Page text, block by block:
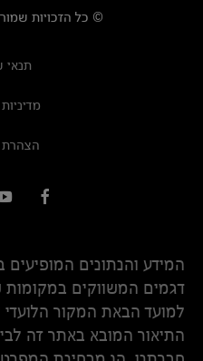
© כל הזכויות
תנאי
הצהרת
המידע והנתונים
דגמים המשווקים במקומות
למועד הבאת המקור הלועדי
התיאור המובא באתר זה